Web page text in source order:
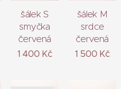
šálek S
smyčka
červená
1 400 Kč
šálek M
srdce
červená
1 500 Kč